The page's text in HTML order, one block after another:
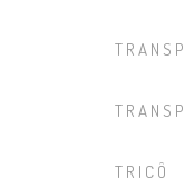
TRICÔ